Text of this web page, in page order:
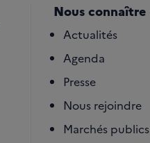
Nous connaître
Actualités
Agenda
Presse
Nous rejoindre
Marchés publics